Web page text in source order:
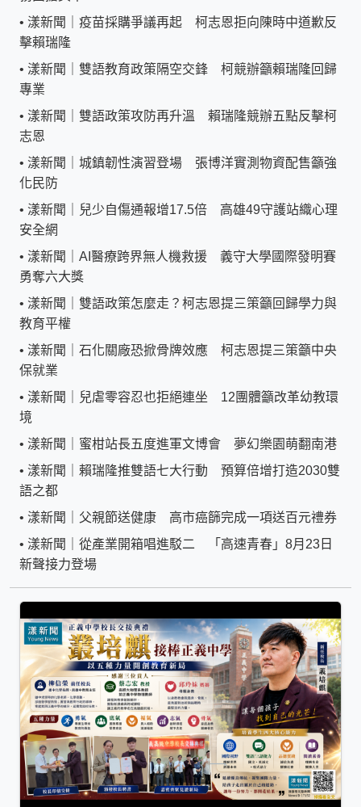
• 漾新聞｜疫苗採購爭議再起 柯志恩拒向陳時中道歉反
擊賴瑞隆
• 漾新聞｜雙語教育政策隔空交鋒 柯競辦籲賴瑞隆回歸
專業
• 漾新聞｜雙語政策攻防再升溫 賴瑞隆競辦五點反擊柯
志恩
• 漾新聞｜城鎮韌性演習登場 張博洋實測物資配售籲強
化民防
• 漾新聞｜兒少自傷通報增17.5倍 高雄49守護站織心理
安全網
• 漾新聞｜AI醫療跨界無人機救援 義守大學國際發明賽
勇奪六大獎
• 漾新聞｜雙語政策怎麼走？柯志恩提三策籲回歸學力與
教育平權
• 漾新聞｜石化關廠恐掀骨牌效應 柯志恩提三策籲中央
保就業
• 漾新聞｜兒虐零容忍也拒絕連坐 12團體籲改革幼教環
境
• 漾新聞｜蜜柑站長五度進軍文博會 夢幻樂園萌翻南港
• 漾新聞｜賴瑞隆推雙語七大行動 預算倍增打造2030雙
語之都
• 漾新聞｜父親節送健康 高市癌篩完成一項送百元禮券
• 漾新聞｜從產業開箱唱進駁二 「高速青春」8月23日
新聲接力登場